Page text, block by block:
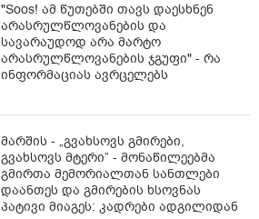
"Soos! ამ წუთებში თავს დაესხნენ
არასრულწლოვანების და
სავარაუდოდ არა მარტო
არასრულწლოვანების ჯგუფი" - რა
ინფორმაციას ავრცელებს
მარშის - „გვახსოვს გმირები,
გვახსოვს მტერი” - მონაწილეებმა
გმირთა მემორიალთან სანთლები
დაანთეს და გმირების ხსოვნას
პატივი მიაგეს: კადრები ადგილიდან